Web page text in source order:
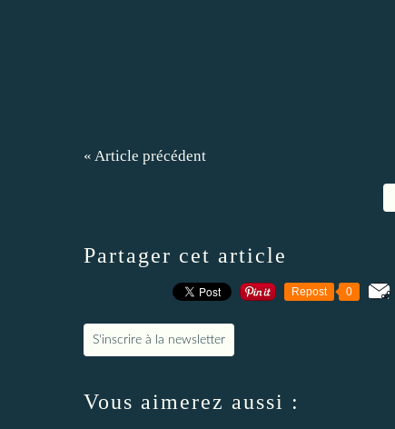
« Article précédent
Partager cet article
Repost 0
S'inscrire à la newsletter
Vous aimerez aussi :